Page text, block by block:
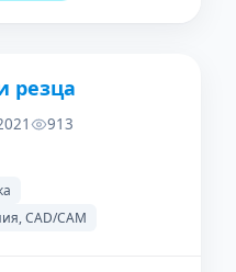
резца
913
CAD/CAM